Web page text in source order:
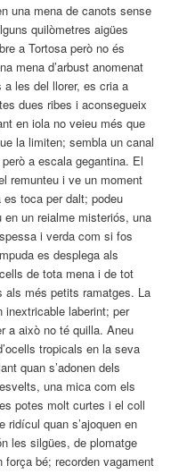
una mena de canots sense
quilòmetres aigües
a Tortosa però no és
mena d’arbust anomenat
les del llorer, es cria a
dues ribes i aconsegueix
en iola no veieu més que
la limiten; sembla un canal
a escala gegantina. El
remunteu i ve un moment
es toca per dalt; podeu
un reialme misteriós, una
i verda com si fos
es desplega als
de tota mena i de tot
als més petits ramatges. La
inextricable laberint; per
a això no té quilla. Aneu
tropicals en la seva
quan s’adonen dels
una mica com els
potes molt curtes i el coll
ridícul quan s’ajoquen en
les silgües, de plomatge
bé; recorden vagament